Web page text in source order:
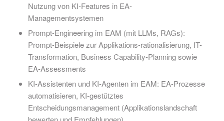
Nutzung von KI-Features in EA-
Managementsystemen
Prompt-Engineering im EAM (mit LLMs, RAGs):
Prompt-Beispiele zur Applikations-rationalisierung, IT-
Transformation, Business Capability-Planning sowie
EA-Assessments
KI-Assistenten und KI-Agenten im EAM: EA-Prozesse
automatisieren, KI-gestütztes
Entscheidungsmanagement (Applikationslandschaft